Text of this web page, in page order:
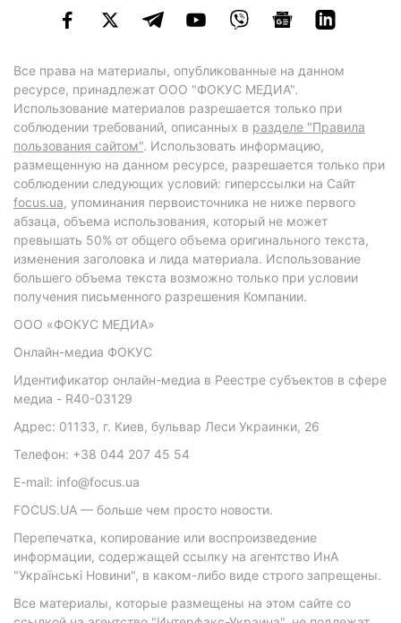
Все права на материалы, опубликованные на данном
ресурсе, принадлежат ООО "ФОКУС МЕДИА".
Использование материалов разрешается только при
соблюдении требований, описанных в разделе "Правила
пользования сайтом". Использовать информацию,
размещенную на данном ресурсе, разрешается только при
соблюдении следующих условий: гиперссылки на Сайт
focus.ua, упоминания первоисточника не ниже первого
абзаца, объема использования, который не может
превышать 50% от общего объема оригинального текста,
изменения заголовка и лида материала. Использование
большего объема текста возможно только при условии
получения письменного разрешения Компании.
ООО «ФОКУС МЕДИА»
Онлайн-медиа ФОКУС
Идентификатор онлайн-медиа в Реестре субъектов в сфере
медиа - R40-03129
Адрес: 01133, г. Киев, бульвар Леси Украинки, 26
Телефон: +38 044 207 45 54
E-mail: info@focus.ua
FOCUS.UA — больше чем просто новости.
Перепечатка, копирование или воспроизведение
информации, содержащей ссылку на агентство ИнА
"Українські Новини", в каком-либо виде строго запрещены.
Все материалы, которые размещены на этом сайте со